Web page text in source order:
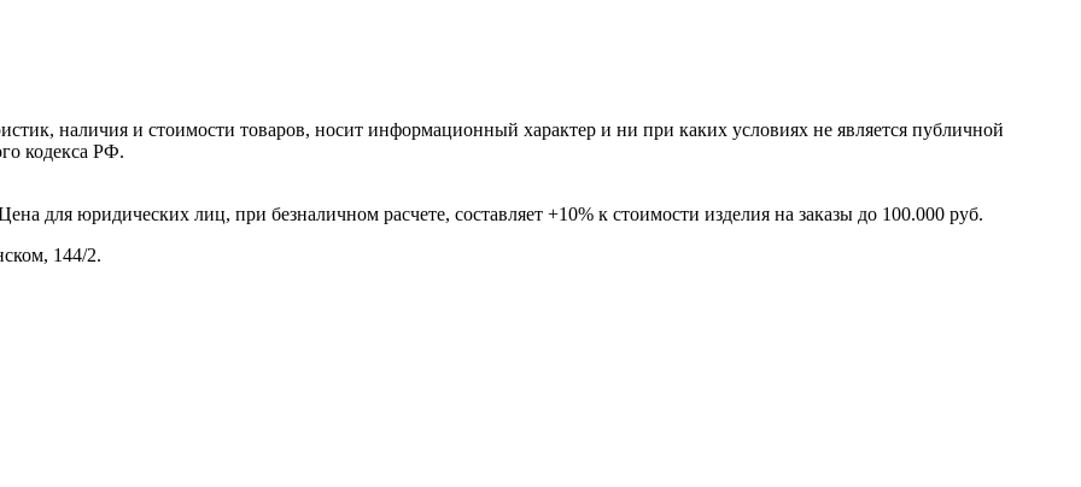
наличия и стоимости товаров, носит информационный характер и ни при каких условиях не является публичной
кодекса РФ.
для юридических лиц, при безналичном расчете, составляет +10% к стоимости изделия на заказы до 100.000 руб.
144/2.